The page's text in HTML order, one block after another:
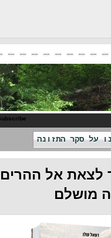
אל ההרים -